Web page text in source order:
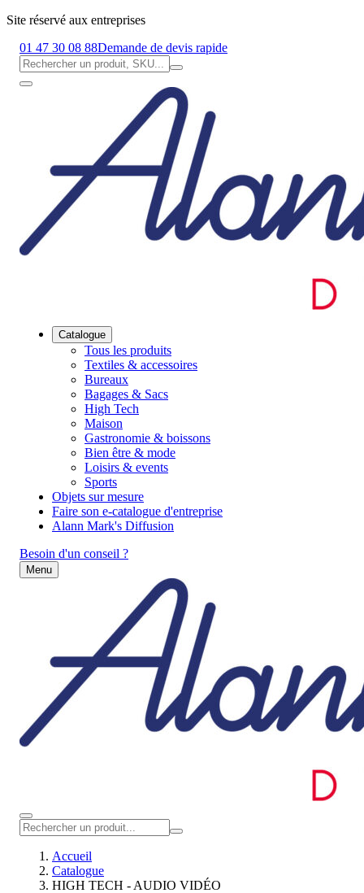
Site réservé aux entreprises
01 47 30 08 88Demande de devis rapide
Catalogue
Tous les produits
Textiles & accessoires
Bureaux
Bagages & Sacs
High Tech
Maison
Gastronomie & boissons
Bien être & mode
Loisirs & events
Sports
Objets sur mesure
Faire son e-catalogue d'entreprise
Alann Mark's Diffusion
Besoin d'un conseil ?
Menu
Accueil
Catalogue
HIGH TECH - AUDIO VIDÉO